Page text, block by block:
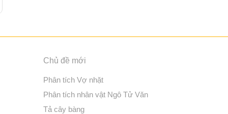
Chủ đề mới
Phân tích Vợ nhặt
Phân tích nhân vật Ngô Tử Văn
Tả cây bàng